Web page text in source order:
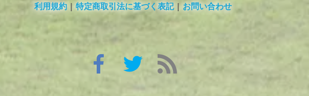
利用規約 | 特定商取引法に基づく表記|お問い合わせ